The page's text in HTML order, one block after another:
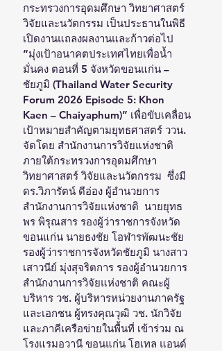
กระทรวงการอุดมศึกษา วิทยาศาสตร์
วิจัยและนวัตกรรม เป็นประธานในพิธี
เปิดงานแถลงผลงานและก้าวต่อไป
“มุ่งเป้าอนาคตประเทศไทยเพื่อน้ำ
มั่นคง ตอนที่ 5 จังหวัดขอนแก่น –
ชัยภูมิ (Thailand Water Security
Forum 2026 Episode 5: Khon
Kaen – Chaiyaphum)” เพื่อขับเคลื่อน
เป้าหมายสำคัญตามยุทธศาสตร์ ววน.
จัดโดย สำนักงานการวิจัยแห่งชาติ
ภายใต้กระทรวงการอุดมศึกษา
วิทยาศาสตร์ วิจัยและนวัตกรรม  ซึ่งมี
ดร.วิภารัตน์ ดีอ่อง ผู้อำนวยการ
สำนักงานการวิจัยแห่งชาติ  นายยุทธ
พร พิรุณสาร รองผู้ว่าราชการจังหวัด
ขอนแก่น นายธงชัย โอฬารพัฒนะชัย
รองผู้ว่าราชการจังหวัดชัยภูมิ นางสาว
เสาวนีย์ มุ่งสุจริตการ รองผู้อำนวยการ
สำนักงานการวิจัยแห่งชาติ คณะผู้
บริหาร วช. ผู้บริหารหน่วยงานภาครัฐ
และเอกชน ผู้ทรงคุณวุฒิ วช. นักวิจัย
และภาคีเครือข่ายในพื้นที่ เข้าร่วม ณ
โรงแรมอวานี ขอนแก่น โฮเทล แอนด์